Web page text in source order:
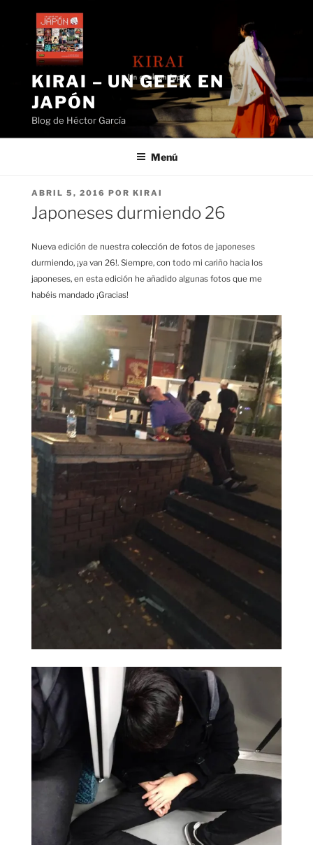
contenido
KIRAI – UN GEEK EN
JAPÓN
Blog de Héctor García
Menú
PUBLICADO
EL
ABRIL 5, 2016 POR KIRAI
Japoneses durmiendo 26
Nueva edición de nuestra colección de fotos de japoneses
durmiendo, ¡ya van 26!. Siempre, con todo mi cariño hacia los
japoneses, en esta edición he añadido algunas fotos que me
habéis mandado ¡Gracias!